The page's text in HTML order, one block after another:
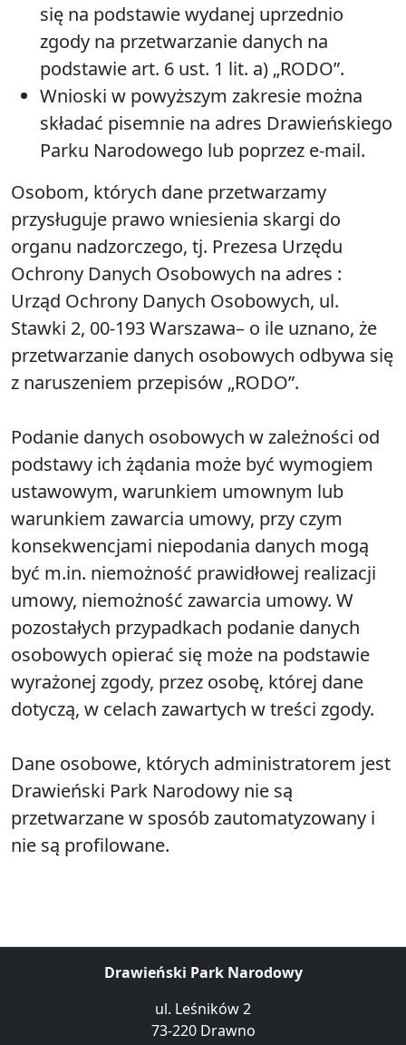
się na podstawie wydanej uprzednio
zgody na przetwarzanie danych na
podstawie art. 6 ust. 1 lit. a) „RODO”.
Wnioski w powyższym zakresie można
składać pisemnie na adres Drawieńskiego
Parku Narodowego lub poprzez e-mail.
Osobom, których dane przetwarzamy
przysługuje prawo wniesienia skargi do
organu nadzorczego, tj. Prezesa Urzędu
Ochrony Danych Osobowych na adres :
Urząd Ochrony Danych Osobowych, ul.
Stawki 2, 00-193 Warszawa– o ile uznano, że
przetwarzanie danych osobowych odbywa się
z naruszeniem przepisów „RODO”.
Podanie danych osobowych w zależności od
podstawy ich żądania może być wymogiem
ustawowym, warunkiem umownym lub
warunkiem zawarcia umowy, przy czym
konsekwencjami niepodania danych mogą
być m.in. niemożność prawidłowej realizacji
umowy, niemożność zawarcia umowy. W
pozostałych przypadkach podanie danych
osobowych opierać się może na podstawie
wyrażonej zgody, przez osobę, której dane
dotyczą, w celach zawartych w treści zgody.
Dane osobowe, których administratorem jest
Drawieński Park Narodowy nie są
przetwarzane w sposób zautomatyzowany i
nie są profilowane.
Drawieński Park Narodowy
ul. Leśników 2
73-220 Drawno